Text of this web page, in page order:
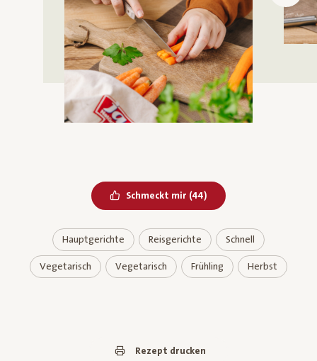
Schmeckt mir Bereits geliked
(44)
Hauptgerichte Reisgerichte Schnell
Vegetarisch Vegetarisch Frühling Herbst
Rezept drucken